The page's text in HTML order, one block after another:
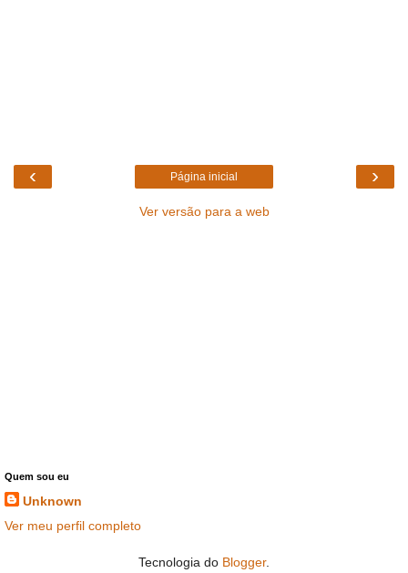
‹ ›
Página inicial
Ver versão para a web
Quem sou eu
Unknown
Ver meu perfil completo
Tecnologia do Blogger.